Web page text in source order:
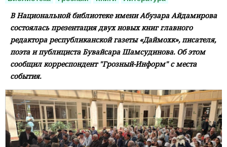
В Национальной библиотеке имени Абузара Айдамирова
состоялась презентация двух новых книг главного
редактора республиканской газеты «Даймохк», писателя,
поэта и публициста Бувайсара Шамсудинова. Об этом
сообщил корреспондент "Грозный-Информ" с места
события.